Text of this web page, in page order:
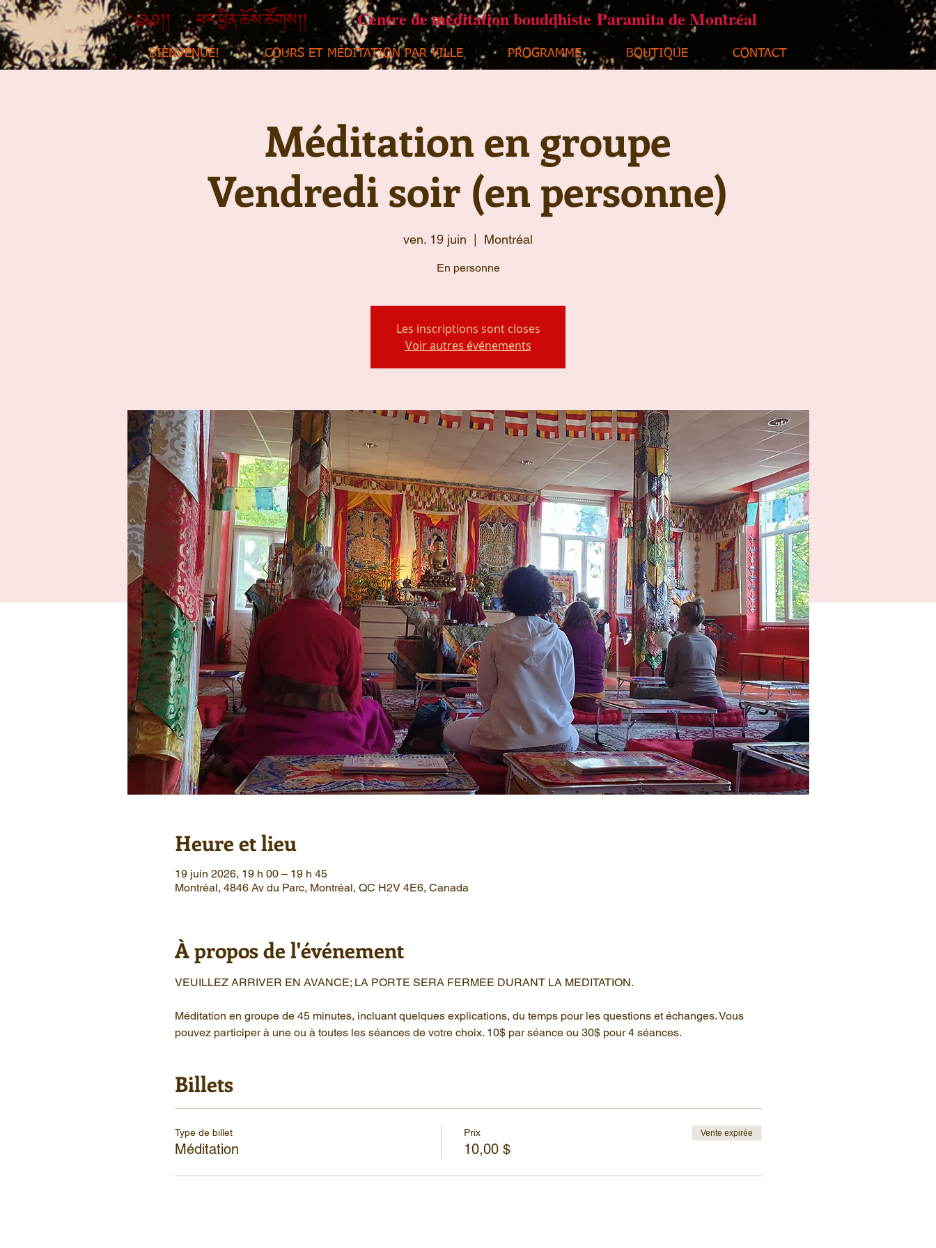
Centre de méditation bouddhiste Paramita de Montréal
BIENVENUE! COURS ET MÉDITATION PAR VILLE PROGRAMME BOUTIQUE CONTACT
Méditation en groupe
Vendredi soir (en personne)
ven. 19 juin Montréal
En personne
Les inscriptions sont closes
Voir autres événements
Heure et lieu
19 juin 2026, 19 h 00 – 19 h 45
Montréal, 4846 Av du Parc, Montréal, QC H2V 4E6, Canada
À propos de l'événement
VEUILLEZ ARRIVER EN AVANCE; LA PORTE SERA FERMEE DURANT LA MEDITATION.
Méditation en groupe de 45 minutes, incluant quelques explications, du temps pour les questions et échanges. Vous
pouvez participer à une ou à toutes les séances de votre choix. 10$ par séance ou 30$ pour 4 séances.
Billets
Type de billet
Méditation
Prix
10,00 $
Vente expirée